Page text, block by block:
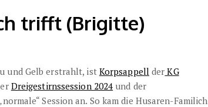
trifft (Brigitte)
und Gelb erstrahlt, ist Korpsappell der KG
Dreigestirnssession 2024 und der
Session an. So kam die Husaren-Familich